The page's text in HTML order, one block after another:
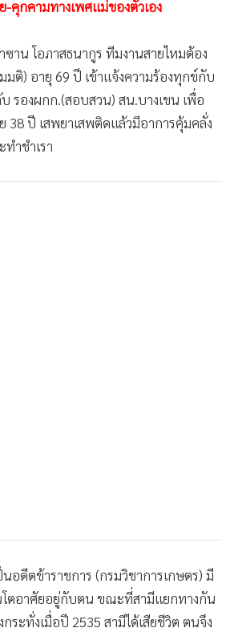
-คุกคามทางเพศแม่ของตัวเอง
ซาน โอภาสธนากูร ทีมงานสายไหมต้อง
มติ) อายุ 69 ปี เข้าแจ้งความร้องทุกข์กับ
รองผกก.(สอบสวน) สน.บางเขน เพื่อ
38 ปี เสพยาเสพติดแล้วมีอาการคุ้มคลั่ง
ทำชำเรา
นอดีตข้าราชการ (กรมวิชาการเกษตร) มี
ตอาศัยอยู่กับตน ขณะที่สามีแยกทางกัน
ระทั่งเมื่อปี 2535 สามีได้เสียชีวิต ตนจึง